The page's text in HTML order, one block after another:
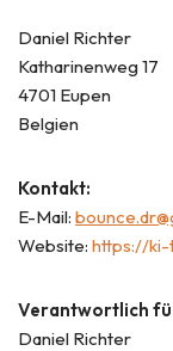
Daniel Richter
Katharinenweg 17
4701 Eupen
Belgien
Kontakt:
E-Mail:
Website: https://ki-
Verantwortlich
Daniel Richter